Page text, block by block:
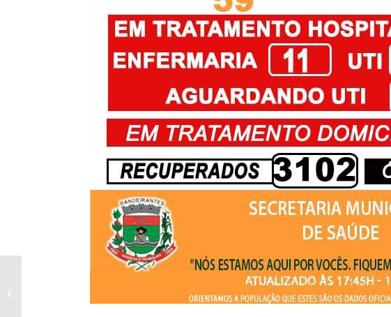
receberá 1.170, doses